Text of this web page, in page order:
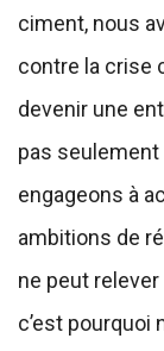
ciment, nous
contre la crise
devenir une
pas seulement
engageons à
ambitions de
ne peut relever
c’est pourquoi